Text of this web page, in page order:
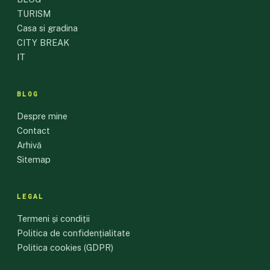
TURISM
Casa si gradina
CITY BREAK
IT
BLOG
Despre mine
Contact
Arhivă
Sitemap
LEGAL
Termeni și condiții
Politica de confidențialitate
Politica cookies (GDPR)